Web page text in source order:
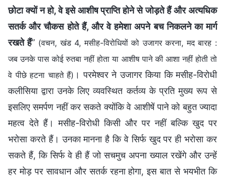
छोटा क्यों न हो, वे इसे आशीष प्राप्ति होने से जोड़ते हैं और अत्यधिक
सतर्क और चौकस होते हैं, और वे हमेशा अपने बच निकलने का मार्ग
रखते हैं” (वचन, खंड 4, मसीह-विरोधियों को उजागर करना, मद बारह :
जब उनके पास कोई रुतबा नहीं होता या आशीष पाने की आशा नहीं होती तो
वे पीछे हटना चाहते हैं) । परमेश्वर ने उजागर किया कि मसीह-विरोधी
कलीसिया द्वारा उनके लिए व्यवस्थित कर्तव्य के प्रति मुख्य रूप से
इसलिए समर्पण नहीं कर सकते क्योंकि वे आशीषें पाने को बहुत ज्यादा
महत्व देते हैं। मसीह-विरोधी किसी और पर नहीं बल्कि खुद पर
भरोसा करते हैं। उनका मानना है कि वे सिर्फ खुद पर ही भरोसा कर
सकते हैं, कि सिर्फ वे ही हैं जो सचमुच अपना ख्याल रखेंगे और उन्हें
हर मोड़ पर सावधान और सतर्क रहना होगा, इस बात से भयभीत कि